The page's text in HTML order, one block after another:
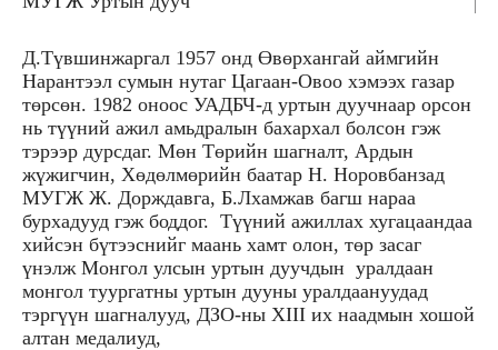
Д.Түвшинжаргал 1957 онд Өвөрхангай аймгийн
Нарантээл сумын нутаг Цагаан-Овоо хэмээх газар
төрсөн. 1982 оноос УАДБЧ-д уртын дуучнаар орсон
нь түүний ажил амьдралын бахархал болсон гэж
тэрээр дурсдаг. Мөн Төрийн шагналт, Ардын
жүжигчин, Хөдөлмөрийн баатар Н. Норовбанзад
МУГЖ Ж. Дорждавга, Б.Лхамжав багш нараа
бурхадууд гэж боддог. Түүний ажиллах хугацаандаа
хийсэн бүтээснийг маань хамт олон, төр засаг
үнэлж Монгол улсын уртын дуучдын уралдаан
монгол туургатны уртын дууны уралдаануудад
тэргүүн шагналууд, ДЗО-ны XIII их наадмын хошой
алтан медалиуд,